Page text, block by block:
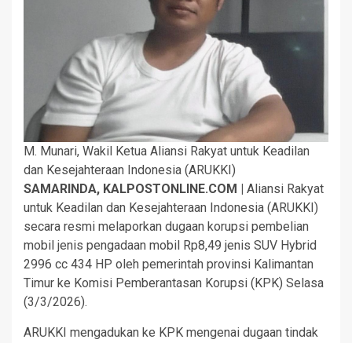
M. Munari, Wakil Ketua Aliansi Rakyat untuk Keadilan
dan Kesejahteraan Indonesia (ARUKKI)
SAMARINDA, KALPOSTONLINE.COM |
Aliansi Rakyat
untuk Keadilan dan Kesejahteraan Indonesia (ARUKKI)
secara resmi melaporkan dugaan korupsi pembelian
mobil jenis pengadaan mobil Rp8,49 jenis SUV Hybrid
2996 cc 434 HP oleh pemerintah provinsi Kalimantan
Timur ke Komisi Pemberantasan Korupsi (KPK) Selasa
(3/3/2026).
ARUKKI mengadukan ke KPK mengenai dugaan tindak